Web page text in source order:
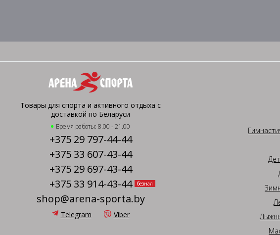
Товары для спорта и активного отдыха с
доставкой по Беларуси
Время работы: 8.00 - 21.00
+375 29 797-44-44
+375 33 607-43-44
+375 29 697-43-44
+375 33 914-43-44
безнал
shop@arena-sporta.by
Telegram Viber